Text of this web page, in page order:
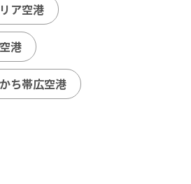
ア空港
港
ち帯広空港